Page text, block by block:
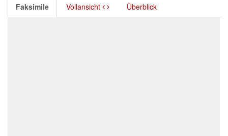
Faksimile Vollansicht Überblick